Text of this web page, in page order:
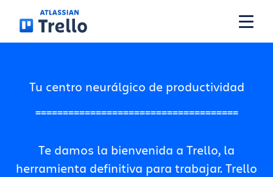
Pasar al contenido principal
Soluciones
Planes
Tu centro neurálgico de productividad
=====================================
Te damos la bienvenida a Trello, la
herramienta definitiva para trabajar. Trello